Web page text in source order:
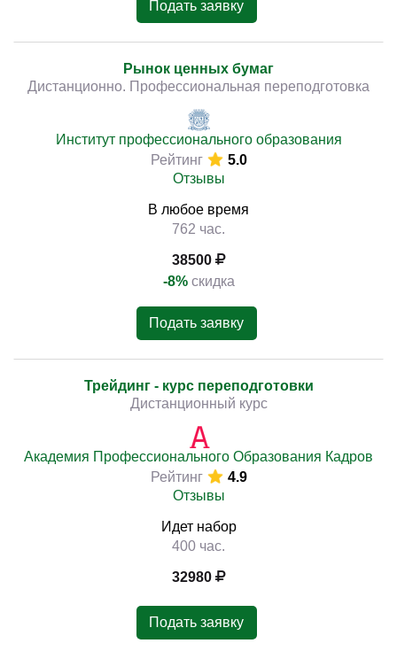
Подать заявку
Рынок ценных бумаг
Дистанционно. Профессиональная переподготовка
Институт профессионального образования
Рейтинг
5.0
Отзывы
В любое время
762 час.
38500
-8% скидка
Подать заявку
Трейдинг - курс переподготовки
Дистанционный курс
Академия Профессионального Образования Кадров
Рейтинг
4.9
Отзывы
Идет набор
400 час.
32980
Подать заявку